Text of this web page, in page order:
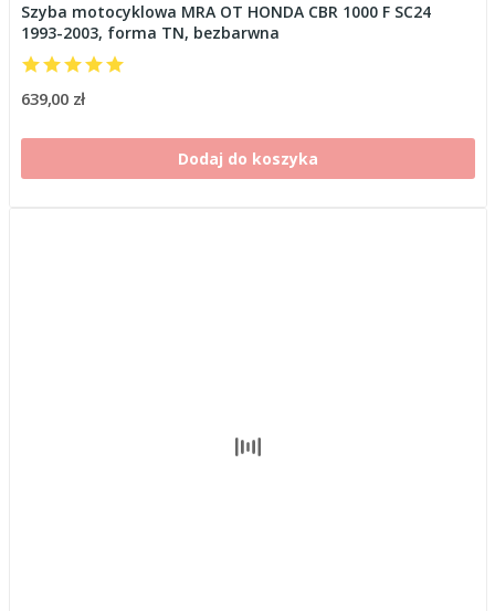
Szyba motocyklowa MRA OT HONDA CBR 1000 F SC24
1993-2003, forma TN, bezbarwna
639,00 zł
Dodaj do koszyka